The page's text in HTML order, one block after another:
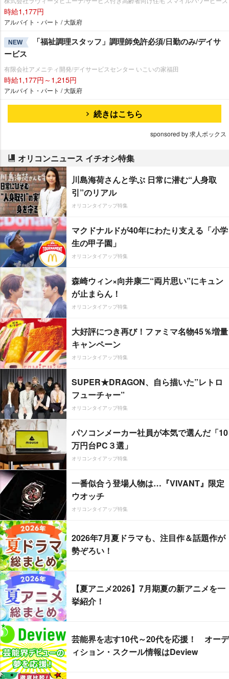
時給1,177円
アルバイト・パート / 大阪府
NEW
「福祉調理スタッフ」調理師免許必須/日勤のみ/デイサ
ービス
有限会社アメニティ開発/デイサービスセンター いこいの家福田
時給1,177円～1,215円
アルバイト・パート / 大阪府
続きはこちら
sponsored by 求人ボックス
オリコンニュース イチオシ特集
川島海荷さんと学ぶ 日常に潜む“人身取
引”のリアル
オリコンタイアップ特集
マクドナルドが40年にわたり支える「小学
生の甲子園」
オリコンタイアップ特集
森崎ウィン×向井康二“両片思い”にキュン
が止まらん！
オリコンタイアップ特集
大好評につき再び！ファミマ名物45％増量
キャンペーン
オリコンタイアップ特集
SUPER★DRAGON、自ら描いた”レトロ
フューチャー”
オリコンタイアップ特集
パソコンメーカー社員が本気で選んだ「10
万円台PC３選」
オリコンタイアップ特集
一番似合う登場人物は…『VIVANT』限定
ウオッチ
オリコンタイアップ特集
2026年7月夏ドラマも、注目作＆話題作が
勢ぞろい！
【夏アニメ2026】7月期夏の新アニメを一
挙紹介！
芸能界を志す10代～20代を応援！ オーデ
ィション・スクール情報はDeview